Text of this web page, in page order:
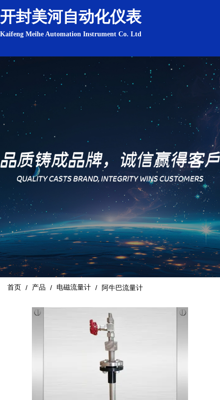
开封美河自动化仪表
Kaifeng Meihe Automation Instrument Co. Ltd
首页 / 产品 / 电磁流量计 / 阿牛巴流量计